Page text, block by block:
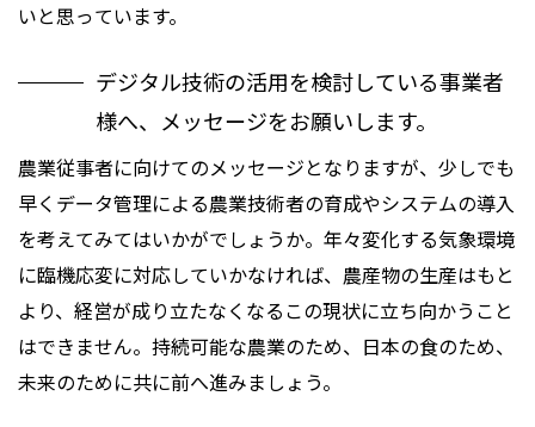
いと思っています。
デジタル技術の活用を検討している事業者
様へ、メッセージをお願いします。
農業従事者に向けてのメッセージとなりますが、少しでも
早くデータ管理による農業技術者の育成やシステムの導入
を考えてみてはいかがでしょうか。年々変化する気象環境
に臨機応変に対応していかなければ、農産物の生産はもと
より、経営が成り立たなくなるこの現状に立ち向かうこと
はできません。持続可能な農業のため、日本の食のため、
未来のために共に前へ進みましょう。